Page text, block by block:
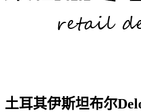
土耳其伊斯坦布尔